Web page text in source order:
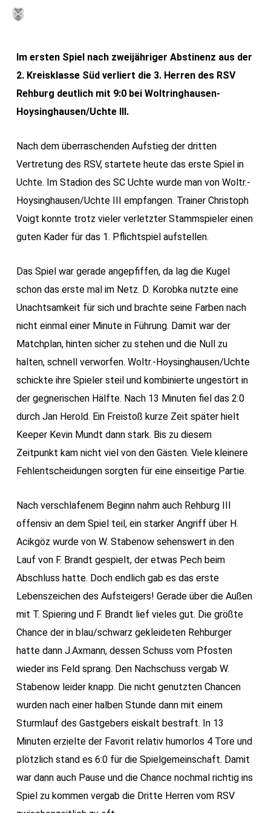
Skip
contentIm ersten Spiel nach zweijähriger Abstinenz aus der
2. Kreisklasse Süd verliert die 3. Herren des RSV
Rehburg deutlich mit 9:0 bei Woltringhausen-
Hoysinghausen/Uchte III.
Nach dem überraschenden Aufstieg der dritten
Vertretung des RSV, startete heute das erste Spiel in
Uchte. Im Stadion des SC Uchte wurde man von Woltr.-
Hoysinghausen/Uchte III empfangen. Trainer Christoph
Voigt konnte trotz vieler verletzter Stammspieler einen
guten Kader für das 1. Pflichtspiel aufstellen.
Das Spiel war gerade angepfiffen, da lag die Kugel
schon das erste mal im Netz. D. Korobka nutzte eine
Unachtsamkeit für sich und brachte seine Farben nach
nicht einmal einer Minute in Führung. Damit war der
Matchplan, hinten sicher zu stehen und die Null zu
halten, schnell verworfen. Woltr.-Hoysinghausen/Uchte
schickte ihre Spieler steil und kombinierte ungestört in
der gegnerischen Hälfte. Nach 13 Minuten fiel das 2:0
durch Jan Herold. Ein Freistoß kurze Zeit später hielt
Keeper Kevin Mundt dann stark. Bis zu diesem
Zeitpunkt kam nicht viel von den Gästen. Viele kleinere
Fehlentscheidungen sorgten für eine einseitige Partie.
Nach verschlafenem Beginn nahm auch Rehburg III
offensiv an dem Spiel teil, ein starker Angriff über H.
Acikgöz wurde von W. Stabenow sehenswert in den
Lauf von F. Brandt gespielt, der etwas Pech beim
Abschluss hatte. Doch endlich gab es das erste
Lebenszeichen des Aufsteigers! Gerade über die Außen
mit T. Spiering und F. Brandt lief vieles gut. Die größte
Chance der in blau/schwarz gekleideten Rehburger
hatte dann J.Axmann, dessen Schuss vom Pfosten
wieder ins Feld sprang. Den Nachschuss vergab W.
Stabenow leider knapp. Die nicht genutzten Chancen
wurden nach einer halben Stunde dann mit einem
Sturmlauf des Gastgebers eiskalt bestraft. In 13
Minuten erzielte der Favorit relativ humorlos 4 Tore und
plötzlich stand es 6:0 für die Spielgemeinschaft. Damit
war dann auch Pause und die Chance nochmal richtig ins
Spiel zu kommen vergab die Dritte Herren vom RSV